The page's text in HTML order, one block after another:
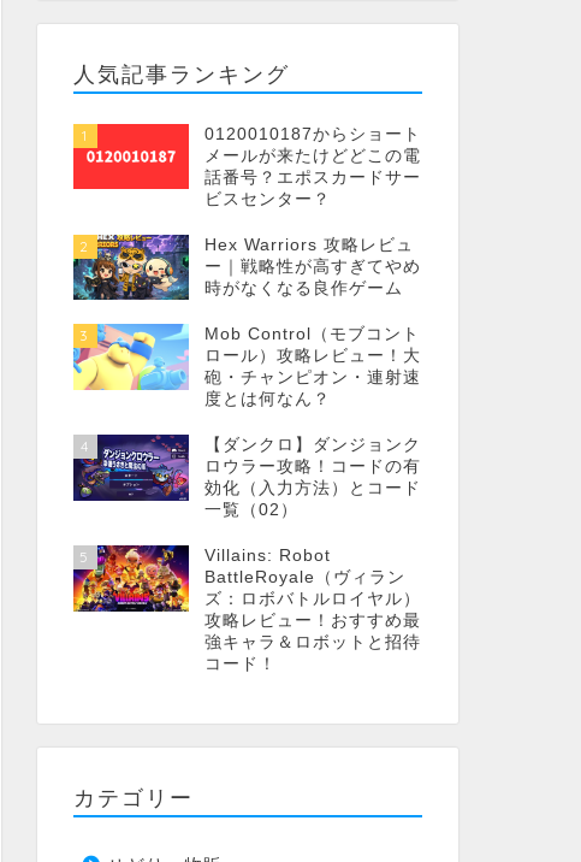
人気記事ランキング
1
0120010187からショート
メールが来たけどどこの電
話番号？エポスカードサー
ビスセンター？
2
Hex Warriors 攻略レビュ
ー｜戦略性が高すぎてやめ
時がなくなる良作ゲーム
3
Mob Control（モブコント
ロール）攻略レビュー！大
砲・チャンピオン・連射速
度とは何なん？
4
【ダンクロ】ダンジョンク
ロウラー攻略！コードの有
効化（入力方法）とコード
一覧（02）
5
Villains: Robot
BattleRoyale（ヴィラン
ズ：ロボバトルロイヤル）
攻略レビュー！おすすめ最
強キャラ＆ロボットと招待
コード！
カテゴリー